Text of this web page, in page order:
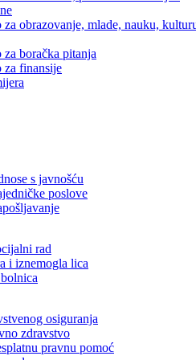
socijalnu politiku, zdravstvo,
i izbjeglice
urbanizam, prostorno uređenje i
za obrazovanje, mlade, nauku,
boračka pitanja
finansije
s javnošću
poslove
rad
i iznemogla lica